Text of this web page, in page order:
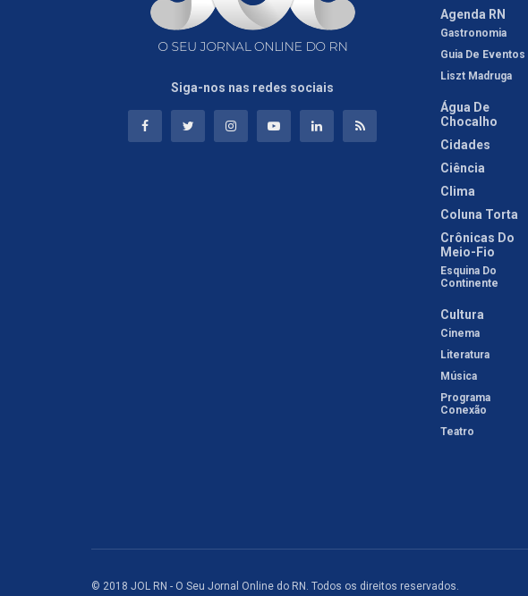
Siga-nos nas redes sociais
Agenda RN
Gastronomia
Guia De Eventos
Liszt Madruga
Água De
Chocalho
Cidades
Ciência
Clima
Coluna Torta
Crônicas Do
Meio-Fio
Esquina Do
Continente
Cultura
Cinema
Literatura
Música
Programa
Conexão
Teatro
© 2018 JOL RN - O Seu Jornal Online do RN. Todos os direitos reservados.